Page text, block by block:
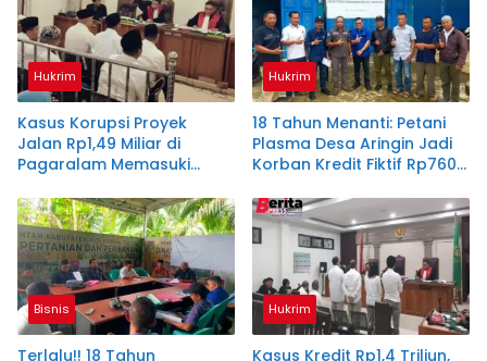
Hukrim
Kasus Korupsi Proyek
Jalan Rp1,49 Miliar di
Pagaralam Memasuki
Terdakwa Dituntut 2,5
Tahun Penjara
Hukrim
18 Tahun Menanti: Petani
Plasma Desa Aringin Jadi
Korban Kredit Fiktif Rp760
Bisnis
Terlalu!! 18 Tahun
Hukrim
Kasus Kredit Rp1,4 Triliun,